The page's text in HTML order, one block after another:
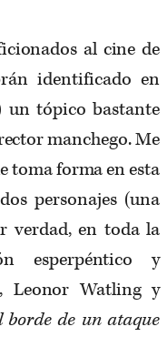
al cine de
identificado en
un tópico bastante
manchego. Me
toma forma en esta
personajes (una
verdad, en toda la
esperpéntico y
Leonor Watling y
borde de un ataque